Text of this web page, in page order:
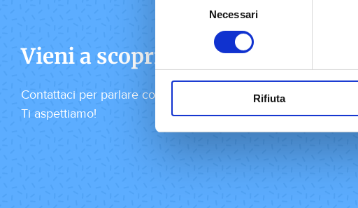
Necessari
Rifiuta
Vieni a scoprire tutti i nostri
Contattaci per parlare con una nostra consulente, oppure
Ti aspettiamo!